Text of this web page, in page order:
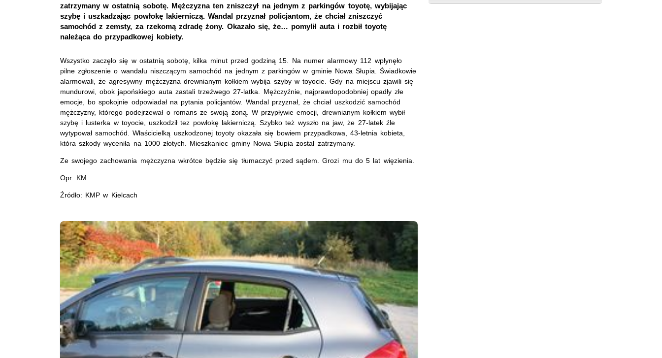
zatrzymany w ostatnią sobotę. Mężczyzna ten zniszczył na jednym z parkingów toyotę, wybijając
szybę i uszkadzając powłokę lakierniczą. Wandal przyznał policjantom, że chciał zniszczyć
samochód z zemsty, za rzekomą zdradę żony. Okazało się, że… pomylił auta i rozbił toyotę
należąca do przypadkowej kobiety.
Wszystko zaczęło się w ostatnią sobotę, kilka minut przed godziną 15. Na numer alarmowy 112 wpłynęło
pilne zgłoszenie o wandalu niszczącym samochód na jednym z parkingów w gminie Nowa Słupia. Świadkowie
alarmowali, że agresywny mężczyzna drewnianym kołkiem wybija szyby w toyocie. Gdy na miejscu zjawili się
mundurowi, obok japońskiego auta zastali trzeźwego 27-latka. Mężczyźnie, najprawdopodobniej opadły złe
emocje, bo spokojnie odpowiadał na pytania policjantów. Wandal przyznał, że chciał uszkodzić samochód
mężczyzny, którego podejrzewał o romans ze swoją żoną. W przypływie emocji, drewnianym kołkiem wybił
szybę i lusterka w toyocie, uszkodził tez powłokę lakierniczą. Szybko też wyszło na jaw, że 27-latek źle
wytypował samochód. Właścicielką uszkodzonej toyoty okazała się bowiem przypadkowa, 43-letnia kobieta,
która szkody wyceniła na 1000 złotych. Mieszkaniec gminy Nowa Słupia został zatrzymany.
Ze swojego zachowania mężczyzna wkrótce będzie się tłumaczyć przed sądem. Grozi mu do 5 lat więzienia.
Opr. KM
Źródło: KMP w Kielcach